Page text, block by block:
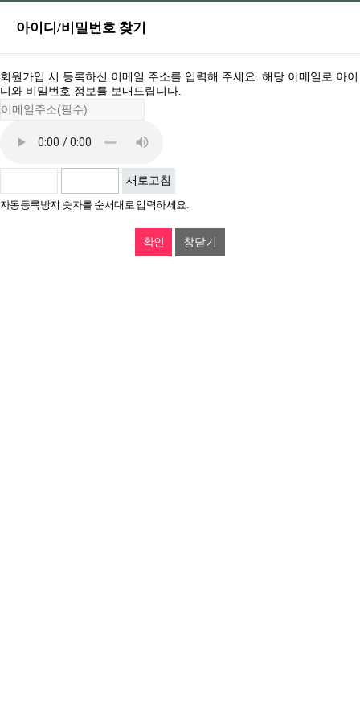
아이디/비밀번호 찾기
회원가입 시 등록하신 이메일 주소를 입력해 주세요. 해당 이메일로 아이
디와 비밀번호 정보를 보내드립니다.
새로고침
자동등록방지 숫자를 순서대로 입력하세요.
창닫기